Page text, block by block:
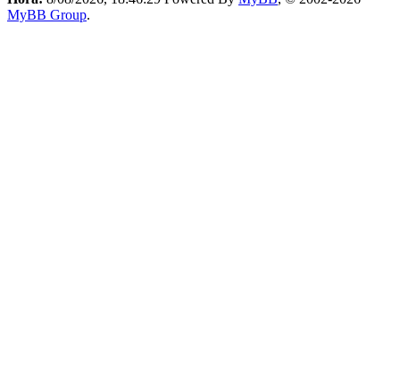
MyBB Group.